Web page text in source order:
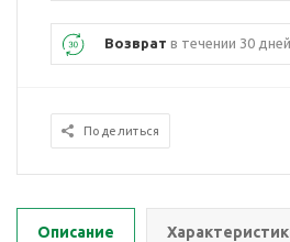
Возврат в течении 30 дней
Поделиться
Описание